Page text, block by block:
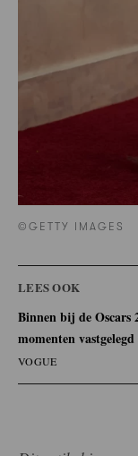
©GETTY IMAGES
LEES OOK
Binnen bij de Oscars
momenten
VOGUE